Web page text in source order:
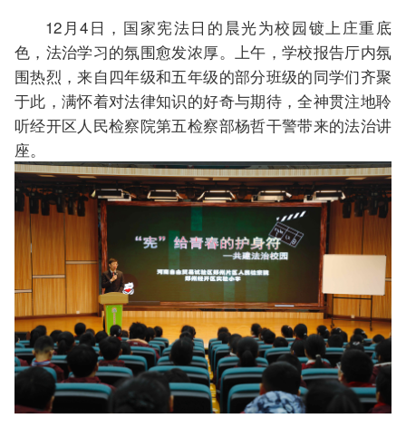
12月4日，国家宪法日的晨光为校园镀上庄重底
色，法治学习的氛围愈发浓厚。上午，学校报告厅内氛
围热烈，来自四年级和五年级的部分班级的同学们齐聚
于此，满怀着对法律知识的好奇与期待，全神贯注地聆
听经开区人民检察院第五检察部杨哲干警带来的法治讲
座。